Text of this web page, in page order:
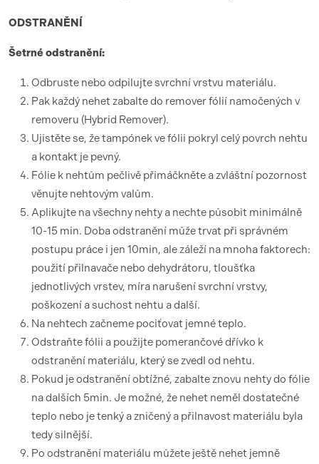
ODSTRANĚNÍ
Šetrné odstranění:
Odbruste nebo odpilujte svrchní vrstvu materiálu.
Pak každý nehet zabalte do remover fólií namočených v
removeru (Hybrid Remover).
Ujistěte se, že tampónek ve fólii pokryl celý povrch nehtu
a kontakt je pevný.
Fólie k nehtům pečlivě přimáčkněte a zvláštní pozornost
věnujte nehtovým valům.
Aplikujte na všechny nehty a nechte působit minimálně
10-15 min. Doba odstranění může trvat při správném
postupu práce i jen 10min, ale záleží na mnoha faktorech:
použití přilnavače nebo dehydrátoru, tloušťka
jednotlivých vrstev, míra narušení svrchní vrstvy,
poškození a suchost nehtu a další.
Na nehtech začneme pociťovat jemné teplo.
Odstraňte fólii a použijte pomerančové dřívko k
odstranění materiálu, který se zvedl od nehtu.
Pokud je odstranění obtížné, zabalte znovu nehty do fólie
na dalších 5min. Je možné, že nehet neměl dostatečné
teplo nebo je tenký a zničený a přilnavost materiálu byla
tedy silnější.
Po odstranění materiálu můžete ještě nehet jemně